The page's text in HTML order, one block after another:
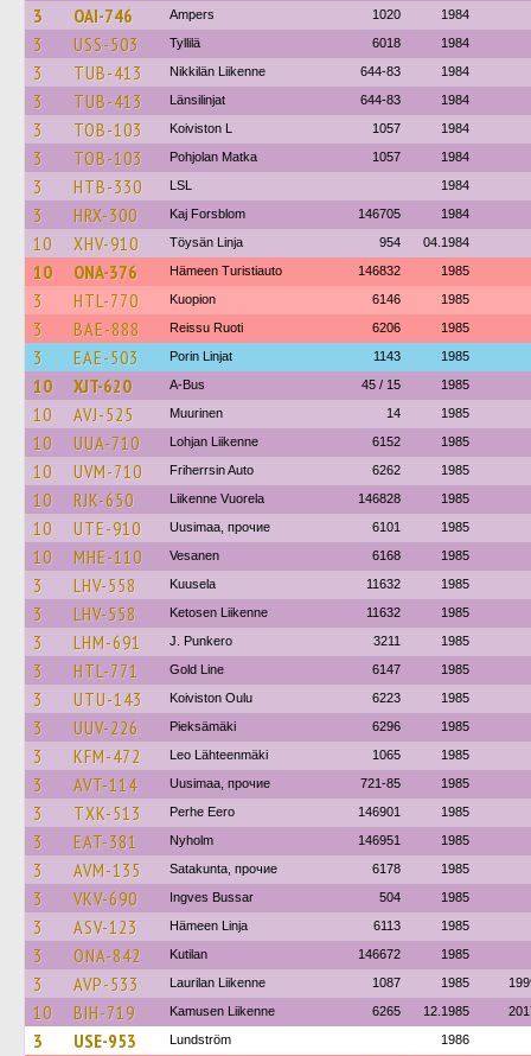
3 OAI-746 Ampers 1020 1984
3 USS-503 Tyllilä 6018 1984
3 TUB-413 Nikkilän Liikenne 644-83 1984
3 TUB-413 Länsilinjat 644-83 1984
3 TOB-103 Koiviston L 1057 1984
3 TOB-103 Pohjolan Matka 1057 1984
3 HTB-330 LSL 1984
3 HRX-300 Kaj Forsblom 146705 1984
10 XHV-910 Töysän Linja 954 04.1984
10 ONA-376 Hämeen Turistiauto 146832 1985
3 HTL-770 Kuopion 6146 1985
3 BAE-888 Reissu Ruoti 6206 1985
3 EAE-503 Porin Linjat 1143 1985
10 XJT-620 A-Bus 45 / 15 1985
10 AVJ-525 Muurinen 14 1985
10 UUA-710 Lohjan Liikenne 6152 1985
10 UVM-710 Friherrsin Auto 6262 1985
10 RJK-650 Liikenne Vuorela 146828 1985
10 UTE-910 Uusimaa, прочие 6101 1985
10 MHE-110 Vesanen 6168 1985
3 LHV-558 Kuusela 11632 1985
3 LHV-558 Ketosen Liikenne 11632 1985
3 LHM-691 J. Punkero 3211 1985
3 HTL-771 Gold Line 6147 1985
3 UTU-143 Koiviston Oulu 6223 1985
3 UUV-226 Pieksämäki 6296 1985
3 KFM-472 Leo Lähteenmäki 1065 1985
3 AVT-114 Uusimaa, прочие 721-85 1985
3 TXK-513 Perhe Eero 146901 1985
3 EAT-381 Nyholm 146951 1985
3 AVM-135 Satakunta, прочие 6178 1985
3 VKV-690 Ingves Bussar 504 1985
3 ASV-123 Hämeen Linja 6113 1985
3 ONA-842 Kutilan 146672 1985
3 AVP-533 Laurilan Liikenne 1087 1985
10 BIH-719 Kamusen Liikenne 6265 12.1985
3 USE-953 Lundström 1986